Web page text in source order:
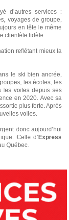
d’autres services :
voyages de groupe,
en tête le même
clientèle fidèle.
reflétant mieux la
le ski bien ancrée,
les écoles, les
les voiles depuis ses
en 2020. Avec sa
plus forte. Après
voiles.
donc aujourd’hui
Celle d’Express
Québec.